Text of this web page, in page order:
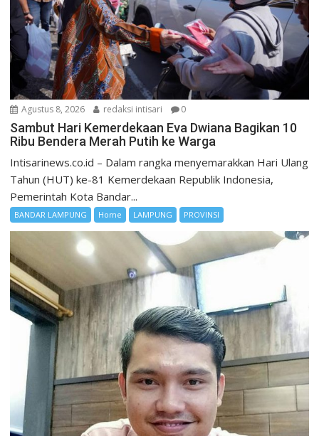
Agustus 8, 2026 redaksi intisari 0
Sambut Hari Kemerdekaan Eva Dwiana Bagikan 10
Ribu Bendera Merah Putih ke Warga
Intisarinews.co.id – Dalam rangka menyemarakkan Hari Ulang
Tahun (HUT) ke-81 Kemerdekaan Republik Indonesia,
Pemerintah Kota Bandar...
BANDAR LAMPUNG Home LAMPUNG PROVINSI